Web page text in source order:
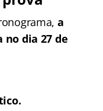
a
no dia 27 de